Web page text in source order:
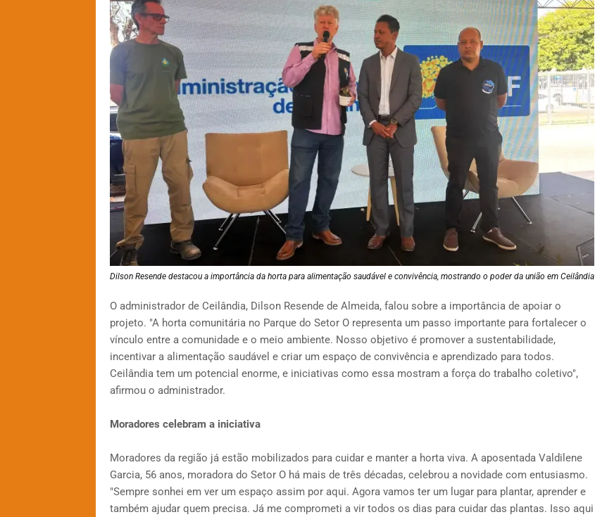
Dilson Resende destacou a importância da horta para alimentação saudável e convivência, mostrando o poder da união em Ceilândia
O administrador de Ceilândia, Dilson Resende de Almeida, falou sobre a importância de apoiar o
projeto. "A horta comunitária no Parque do Setor O representa um passo importante para fortalecer o
vínculo entre a comunidade e o meio ambiente. Nosso objetivo é promover a sustentabilidade,
incentivar a alimentação saudável e criar um espaço de convivência e aprendizado para todos.
Ceilândia tem um potencial enorme, e iniciativas como essa mostram a força do trabalho coletivo",
afirmou o administrador.
Moradores celebram a iniciativa
Moradores da região já estão mobilizados para cuidar e manter a horta viva. A aposentada Valdilene
Garcia, 56 anos, moradora do Setor O há mais de três décadas, celebrou a novidade com entusiasmo.
"Sempre sonhei em ver um espaço assim por aqui. Agora vamos ter um lugar para plantar, aprender e
também ajudar quem precisa. Já me comprometi a vir todos os dias para cuidar das plantas. Isso aqui